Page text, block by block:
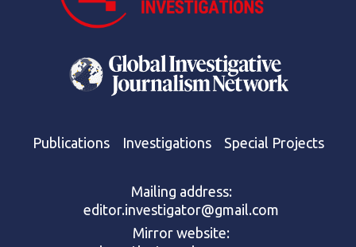
Publications Investigations Special Projects
Mailing address:
editor.investigator@gmail.com
Mirror website: